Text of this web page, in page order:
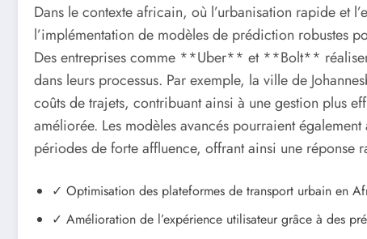
Dans le contexte africain, où l’urbanisation rapide et
l’implémentation de modèles de prédiction robustes
Des entreprises comme **Uber** et **Bolt**
dans leurs processus. Par exemple, la ville de
coûts de trajets, contribuant ainsi à une gestion plus
améliorée. Les modèles avancés pourraient
périodes de forte affluence, offrant ainsi une réponse
✓ Optimisation des plateformes de transport urbain en
✓ Amélioration de l’expérience utilisateur grâce à des